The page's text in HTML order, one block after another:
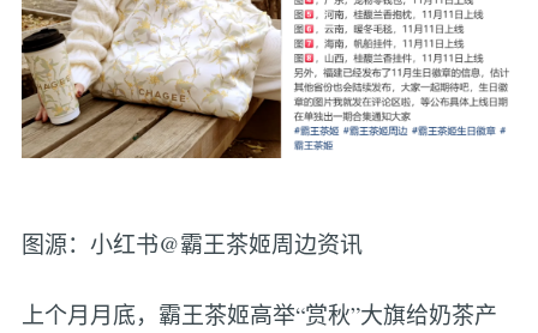
图源：小红书@霸王茶姬周边资讯
上个月月底，霸王茶姬高举“赏秋”大旗给奶茶产